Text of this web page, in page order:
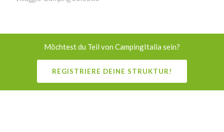
Möchtest du Teil von CampingItalia sein?
REGISTRIERE DEINE STRUKTUR!